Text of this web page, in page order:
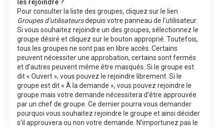
les rejoindre ?
Pour consulter la liste des groupes, cliquez sur le lien
Groupes d’utilisateursdepuis votre panneau de l’utilisateur.
Si vous souhaitez rejoindre un des groupes, sélectionnez le
groupe désiré et cliquez sur le bouton approprié. Toutefois,
tous les groupes ne sont pas en libre accès. Certains
peuvent nécessiter une approbation, certains sont fermés
et d’autres peuvent même être masqués. Si le groupe est
dit « Ouvert », vous pouvez le rejoindre librement. Si le
groupe est dit « À la demande », vous pouvez rejoindre le
groupe mais votre demande nécessitera d’être approuvée
par un chef de groupe. Ce dernier pourra vous demander
pourquoi vous souhaitez rejoindre le groupe et ainsi décider
s’il approuvera ou non votre demande. N’importunez pas le